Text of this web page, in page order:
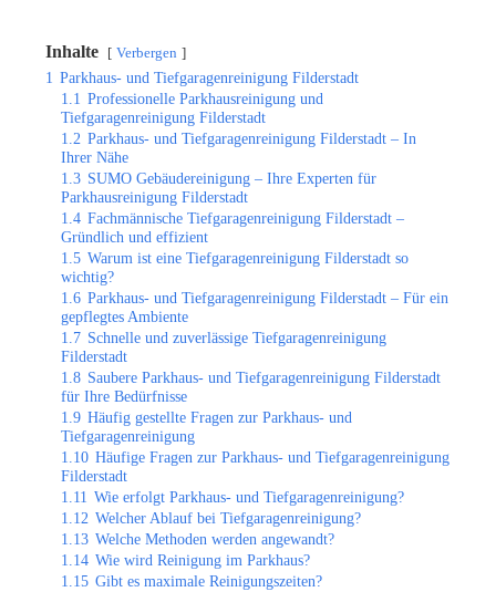
Inhalte Verbergen
1 Parkhaus- und Tiefgaragenreinigung Filderstadt
1.1 Professionelle Parkhausreinigung und
Tiefgaragenreinigung Filderstadt
1.2 Parkhaus- und Tiefgaragenreinigung Filderstadt – In
Ihrer Nähe
1.3 SUMO Gebäudereinigung – Ihre Experten für
Parkhausreinigung Filderstadt
1.4 Fachmännische Tiefgaragenreinigung Filderstadt –
Gründlich und effizient
1.5 Warum ist eine Tiefgaragenreinigung Filderstadt so
wichtig?
1.6 Parkhaus- und Tiefgaragenreinigung Filderstadt – Für ein
gepflegtes Ambiente
1.7 Schnelle und zuverlässige Tiefgaragenreinigung
Filderstadt
1.8 Saubere Parkhaus- und Tiefgaragenreinigung Filderstadt
für Ihre Bedürfnisse
1.9 Häufig gestellte Fragen zur Parkhaus- und
Tiefgaragenreinigung
1.10 Häufige Fragen zur Parkhaus- und Tiefgaragenreinigung
Filderstadt
1.11 Wie erfolgt Parkhaus- und Tiefgaragenreinigung?
1.12 Welcher Ablauf bei Tiefgaragenreinigung?
1.13 Welche Methoden werden angewandt?
1.14 Wie wird Reinigung im Parkhaus?
1.15 Gibt es maximale Reinigungszeiten?